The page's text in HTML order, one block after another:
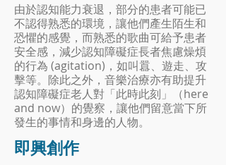
由於認知能力衰退，部分的患者可能已
不認得熟悉的環境，讓他們產生陌生和
恐懼的感覺，而熟悉的歌曲可給予患者
安全感，減少認知障礙症長者焦慮燥煩
的行為 (agitation)，如叫囂、遊走、攻
擊等。除此之外，音樂治療亦有助提升
認知障礙症老人對「此時此刻」（here
and now）的覺察，讓他們留意當下所
發生的事情和身邊的人物。
即興創作